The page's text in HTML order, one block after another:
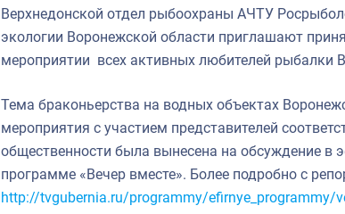
Верхнедонской отдел рыбоохраны АЧТУ
экологии Воронежской области приглашают
мероприятии всех активных любителей рыбалки
Тема браконьерства на водных объектах
мероприятия с участием представителей
общественности была вынесена на обсуждение в
программе «Вечер вместе». Более подробно с
http://tvgubernia.ru/programmy/efirnye_programmy/